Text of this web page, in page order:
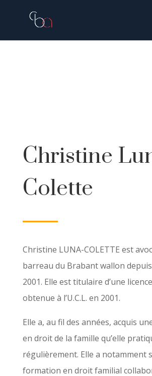
Christine
Colette
Christine LUNA-COLETTE est
barreau du Brabant wallon
2001. Elle est titulaire d’une
obtenue à l’U.C.L. en 2001.
Elle a, au fil des années, acquis
en droit de la famille qu’elle
régulièrement. Elle a notamment
formation en droit familial